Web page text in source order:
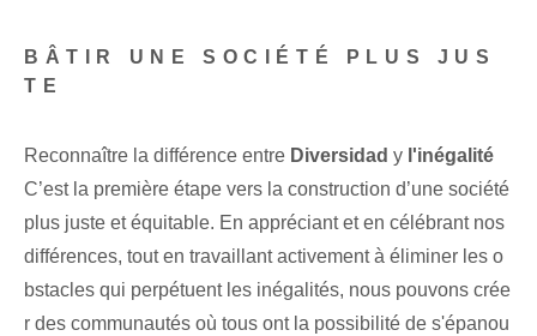
BÂTIR UNE SOCIÉTÉ PLUS JUS
TE
Reconnaître la différence entre Diversidad y l'inégalité
C’est la première étape vers la construction d’une société
plus juste et équitable. En appréciant et en célébrant nos ⁢
différences, tout en travaillant activement à éliminer les ⁣o
bstacles qui perpétuent les inégalités, nous pouvons crée
r des communautés où tous ont la possibilité de s'épanou